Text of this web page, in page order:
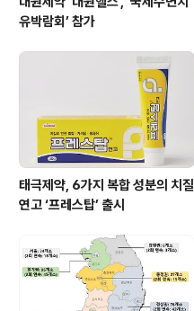
유박람회’ 참가
태극제약, 6가지 복합 성분의 치질
연고 ‘프레스탑’ 출시